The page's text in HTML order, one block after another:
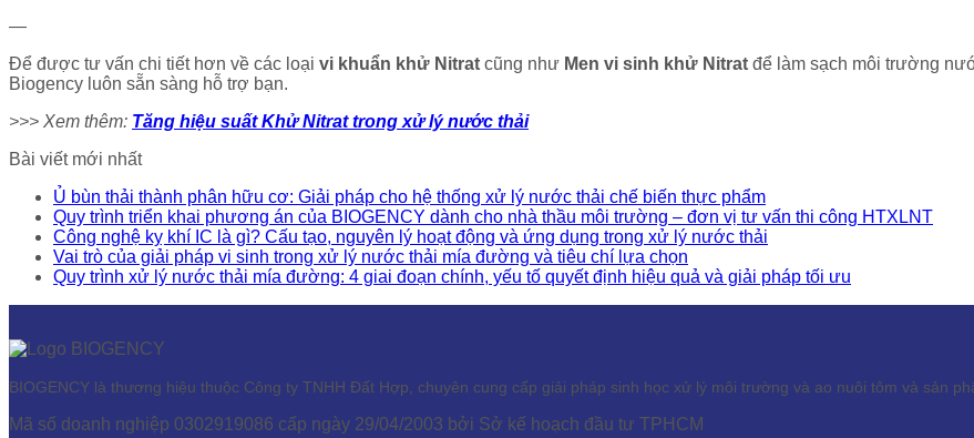
—
Để được tư vấn chi tiết hơn về các loại vi khuẩn khử Nitrat cũng như Men vi sinh khử Nitrat để làm sạch môi trường
Biogency luôn sẵn sàng hỗ trợ bạn.
>>> Xem thêm: Tăng hiệu suất Khử Nitrat trong xử lý nước thải
Bài viết mới nhất
Ủ bùn thải thành phân hữu cơ: Giải pháp cho hệ thống xử lý nước thải chế biến thực phẩm
Quy trình triển khai phương án của BIOGENCY dành cho nhà thầu môi trường – đơn vị tư vấn thi công HTXLNT
Công nghệ kỵ khí IC là gì? Cấu tạo, nguyên lý hoạt động và ứng dụng trong xử lý nước thải
Vai trò của giải pháp vi sinh trong xử lý nước thải mía đường và tiêu chí lựa chọn
Quy trình xử lý nước thải mía đường: 4 giai đoạn chính, yếu tố quyết định hiệu quả và giải pháp tối ưu
BIOGENCY là thương hiệu thuộc Công ty TNHH Đất Hợp, chuyên cung cấp giải pháp sinh học xử lý môi trường và ao nuôi tôm và sản
Mã số doanh nghiệp 0302919086 cấp ngày 29/04/2003 bởi Sở kế hoạch đầu tư TPHCM